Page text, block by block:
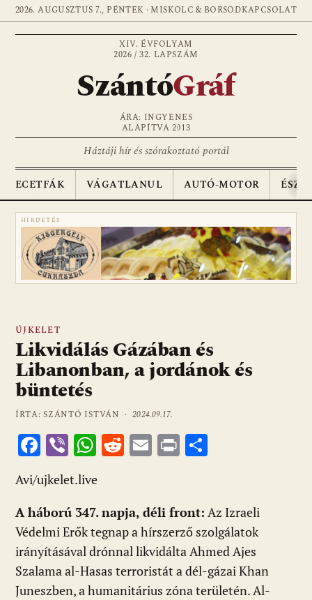
2026. AUGUSZTUS 7., PÉNTEK · MISKOLC & BORSODKAPCSOLAT
XIV. ÉVFOLYAM
2026 / 32. LAPSZÁM
SzántóGráf
ÁRA: INGYENES
ALAPÍTVA 2013
Háztáji hír és szórakoztató portál
ECETFÁK VÁGATLANUL AUTÓ-MOTOR
HIRDETÉS
ÚJKELET
Likvidálás Gázában és
Libanonban, a jordánok és
büntetés
ÍRTA: SZÁNTÓ ISTVÁN ·2024.09.17.
F
ac
e
b
o
o
k
Vi
b
er
W
at
s
A
p
p
R
di
t
E
l
Pr
m
e
g
Avi/ujkelet.live
A háború 347. napja, déli front: Az Izraeli
Védelmi Erők tegnap a hírszerző szolgálatok
irányításával drónnal likvidálta Ahmed Ajes
Szalama al-Hasas terroristát a dél-gázai Khan
Juneszben, a humanitárius zóna területén. Al-